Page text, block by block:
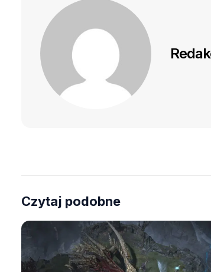
Czytaj podobne